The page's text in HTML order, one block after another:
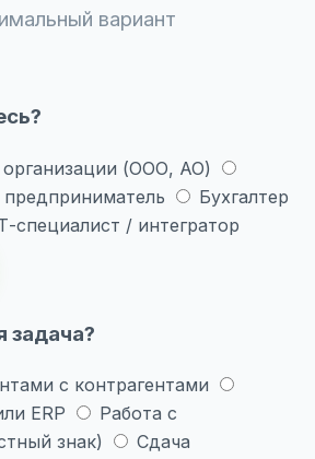
вариант
организации (ООО, АО)
Бухгалтер
специалист / интегратор
задача?
с контрагентами
ERP
Работа с
знак)
Сдача